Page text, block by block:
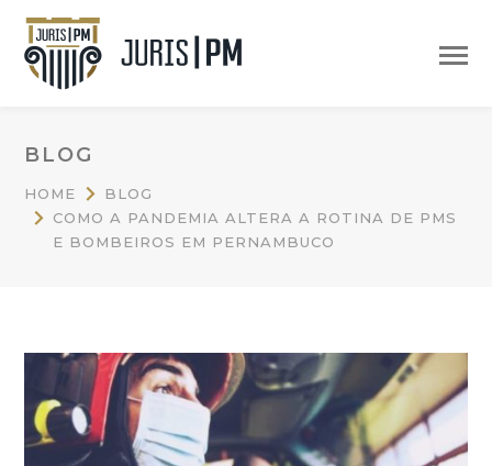
BLOG
HOME
BLOG
COMO A PANDEMIA ALTERA A ROTINA DE PMS
E BOMBEIROS EM PERNAMBUCO